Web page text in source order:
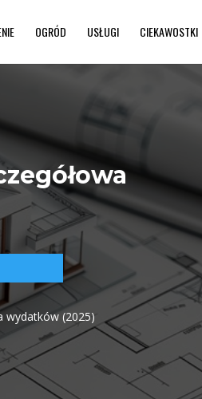
OGRÓD USŁUGI CIEKAWOSTKI
wydatków (2025)